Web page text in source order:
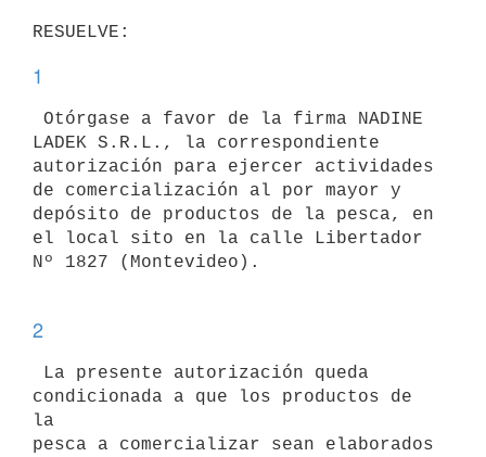
1
LADEK S.R.L., la correspondiente
autorización para ejercer actividades
de comercialización al por mayor y
depósito de productos de la pesca, en
el local sito en la calle Libertador
Nº 1827 (Montevideo).
2
condicionada a que los productos de
la
pesca a comercializar sean elaborados